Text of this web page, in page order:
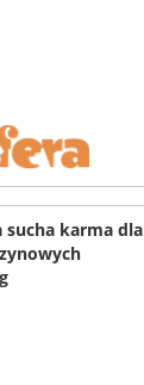
sucha karma dla